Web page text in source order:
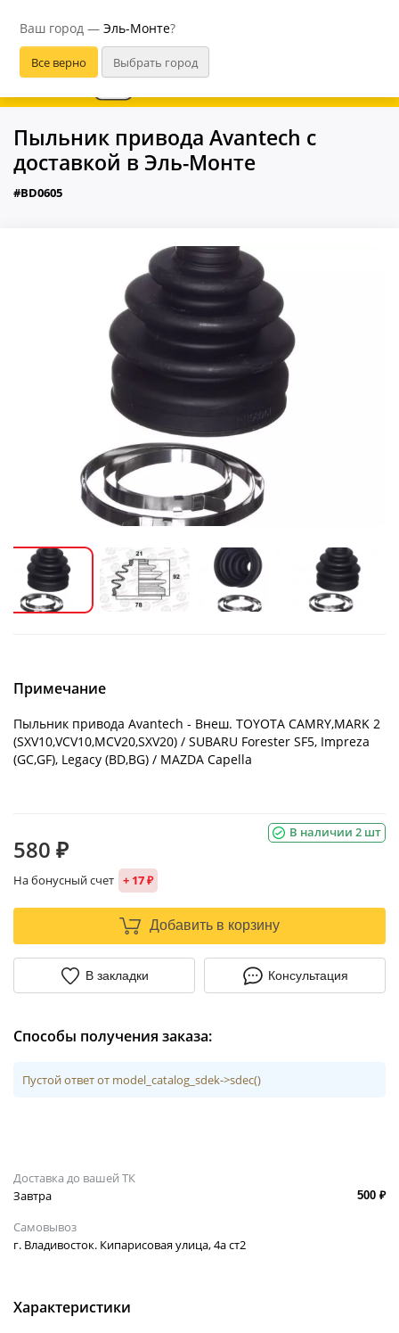
Ваш город — Эль-Монте?
В приложении удобнее
Пыльник привода Avantech с
доставкой в Эль-Монте
#BD0605
Примечание
Пыльник привода Avantech - Внеш. TOYOTA CAMRY,MARK 2
(SXV10,VCV10,MCV20,SXV20) / SUBARU Forester SF5, Impreza
(GC,GF), Legacy (BD,BG) / MAZDA Capella
В наличии 2 шт
580 ₽
На бонусный счет + 17 ₽
Добавить в корзину
В закладки Консультация
Способы получения заказа:
Пустой ответ от model_catalog_sdek->sdec()
Доставка до вашей ТК
Завтра
500 ₽
Самовывоз
г. Владивосток. Кипарисовая улица, 4а ст2
Характеристики